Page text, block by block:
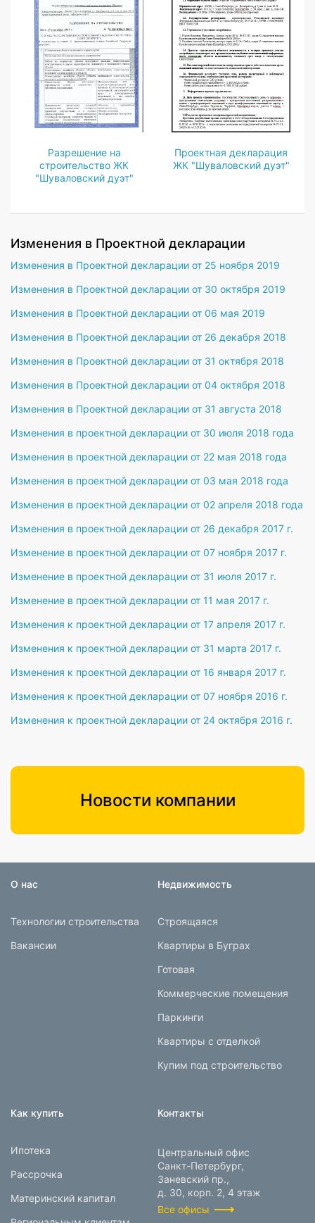
Разрешение на
строительство ЖК
"Шуваловский дуэт"
Проектная декларация
ЖК "Шуваловский дуэт"
Изменения в Проектной декларации
Изменения в Проектной декларации от 25 ноября 2019
Изменения в Проектной декларации от 30 октября 2019
Изменения в Проектной декларации от 06 мая 2019
Изменения в Проектной декларации от 26 декабря 2018
Изменения в Проектной декларации от 31 октября 2018
Изменения в Проектной декларации от 04 октября 2018
Изменения в Проектной декларации от 31 августа 2018
Изменения в проектной декларации от 30 июля 2018 года
Изменения в проектной декларации от 22 мая 2018 года
Изменения в проектной декларации от 03 мая 2018 года
Изменения в проектной декларации от 02 апреля 2018 года
Изменения в проектной декларации от 26 декабря 2017 г.
Изменение в проектной декларации от 07 ноября 2017 г.
Изменение в проектной декларации от 31 июля 2017 г.
Изменение в проектной декларации от 11 мая 2017 г.
Изменения к проектной декларации от 17 апреля 2017 г.
Изменения к проектной декларации от 31 марта 2017 г.
Изменения к проектной декларации от 16 января 2017 г.
Изменения к проектной декларации от 07 ноября 2016 г.
Изменения к проектной декларации от 24 октября 2016 г.
Новости компании
О нас
Технологии строительства
Вакансии
Недвижимость
Строящаяся
Квартиры в Буграх
Готовая
Коммерческие помещения
Паркинги
Квартиры с отделкой
Купим под строительство
Как купить
Ипотека
Рассрочка
Материнский капитал
Контакты
Центральный офис
Санкт-Петербург,
Заневский пр.,
д. 30, корп. 2, 4 этаж
Все офисы